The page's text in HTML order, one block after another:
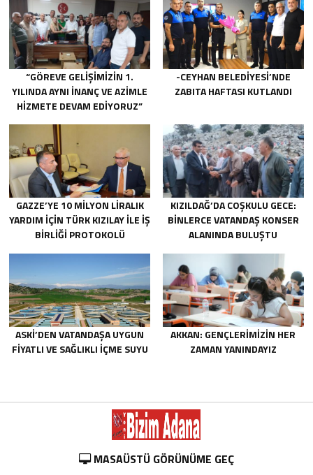
“GÖREVE GELIŞIMIZIN 1.
YILINDA AYNI INANÇ VE AZIMLE
HIZMETE DEVAM EDIYORUZ”
-CEYHAN BELEDIYESI’NDE
ZABITA HAFTASI KUTLANDI
GAZZE’YE 10 MILYON LIRALIK
YARDIM IÇIN TÜRK KIZILAY ILE IŞ
BIRLIĞI PROTOKOLÜ
KIZILDAĞ’DA COŞKULU GECE:
BINLERCE VATANDAŞ KONSER
ALANINDA BULUŞTU
ASKİ’DEN VATANDAŞA UYGUN
FIYATLI VE SAĞLIKLI IÇME SUYU
AKKAN: GENÇLERIMIZIN HER
ZAMAN YANINDAYIZ
MASAÜSTÜ GÖRÜNÜME GEÇ